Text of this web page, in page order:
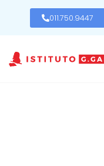
011.750.9447